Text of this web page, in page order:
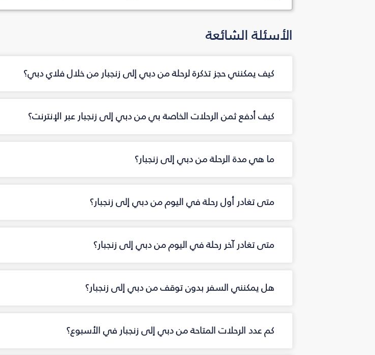
الأسئلة الشائعة
كيف يمكنني حجز تذكرة لرحلة من دبي إلى زنجبار من خلال فلاي دبي؟
كيف أدفع ثمن الرحلات الخاصة بي من دبي إلى زنجبار عبر الإنترنت؟
ما هي مدة الرحلة من دبي إلى زنجبار؟
متى تغادر أول رحلة في اليوم من دبي إلى زنجبار؟
متى تغادر آخر رحلة في اليوم من دبي إلى زنجبار؟
هل يمكنني السفر بدون توقف من دبي إلى زنجبار؟
كم عدد الرحلات المتاحة من دبي إلى زنجبار في الأسبوع؟